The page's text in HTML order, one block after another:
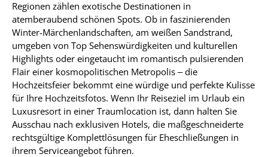
Regionen zählen exotische Destinationen in
atemberaubend schönen Spots. Ob in faszinierenden
Winter-Märchenlandschaften, am weißen Sandstrand,
umgeben von Top Sehenswürdigkeiten und kulturellen
Highlights oder eingetaucht im romantisch pulsierenden
Flair einer kosmopolitischen Metropolis – die
Hochzeitsfeier bekommt eine würdige und perfekte Kulisse
für Ihre Hochzeitsfotos. Wenn Ihr Reiseziel im Urlaub ein
Luxusresort in einer Traumlocation ist, dann halten Sie
Ausschau nach exklusiven Hotels, die maßgeschneiderte
rechtsgültige Komplettlösungen für Eheschließungen in
ihrem Serviceangebot führen.